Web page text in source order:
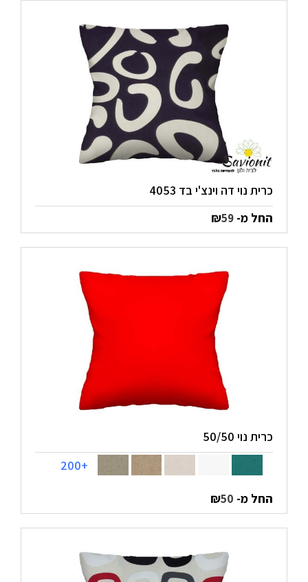
כרית נוי דה וינצ'י בד 4053
החל מ-
₪59
כרית נוי 50/50
+200
החל מ- ₪50